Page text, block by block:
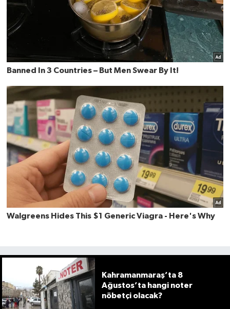
Kahramanmaraş’ta 8
Ağustos’ta hangi noter
nöbetçi olacak?